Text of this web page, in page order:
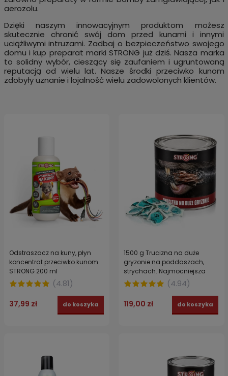
aerozolu.
Dzięki naszym innowacyjnym produktom możesz
skutecznie chronić swój dom przed kunami i innymi
uciążliwymi intruzami. Zadbaj o bezpieczeństwo swojego
domu i kup preparat marki STRONG już dziś. Nasza marka
to solidny wybór, cieszący się zaufaniem i ugruntowaną
reputacją od wielu lat. Nasze środki przeciwko kunom
zdobyły uznanie i lojalność wielu zadowolonych klientów.
Odstraszacz na kuny, płyn
koncentrat przeciwko kunom
STRONG 200 ml
(4.81)
37,99 zł do koszyka
1500 g Trucizna na duże
gryzonie na poddaszach,
strychach. Najmocniejsza
pasta DIFENAKUM
(4.94)
119,00 zł do koszyka